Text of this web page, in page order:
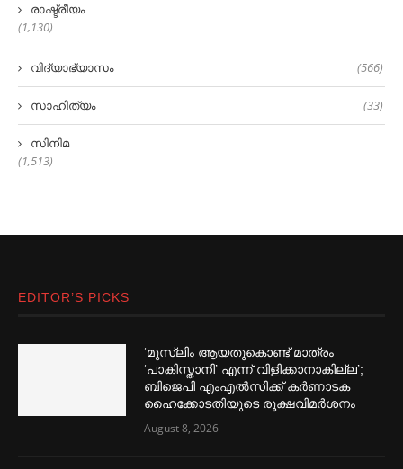
രാഷ്ട്രീയം
(1,130)
വിദ്യാഭ്യാസം (566)
സാഹിത്യം (33)
സിനിമ
(1,513)
EDITOR’S PICKS
‘മുസ്‌ലിം ആയതുകൊണ്ട് മാത്രം
‘പാകിസ്താനി’ എന്ന് വിളിക്കാനാകില്ല’;
ബിജെപി എംഎല്‍സിക്ക് കര്‍ണാടക
ഹൈക്കോടതിയുടെ രൂക്ഷവിമര്‍ശനം
August 8, 2026